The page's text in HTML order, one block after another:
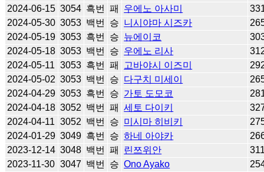
2024-06-15 3054 흑번 패 우에노 아사미
2024-05-30 3053 백번 승 니시야마 시즈카
2024-05-19 3053 흑번 승 뉴에이코
2024-05-18 3053 백번 승 우에노 리사
2024-05-11 3053 흑번 패 고바야시 이즈미
2024-05-02 3053 백번 승 다구치 미세이
2024-04-29 3053 흑번 승 가토 도모코
2024-04-18 3052 백번 패 세토 다이키
2024-04-11 3052 백번 승 미시마 히비키
2024-01-29 3049 흑번 승 하네 아야카
2023-12-14 3048 백번 패 린쯔위안
2023-11-30 3047 백번 승 Ono Ayako